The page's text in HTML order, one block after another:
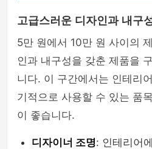
고급스러운 디자인과 내구
5만 원에서 10만 원 사이의
인과 내구성을 갖춘 제품을
니다. 이 구간에서는 인테리
기적으로 사용할 수 있는 품
이 좋습니다.
디자이너 조명: 인테리어